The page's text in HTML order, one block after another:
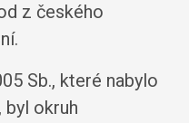
z českého
Sb., které nabylo
byl okruh